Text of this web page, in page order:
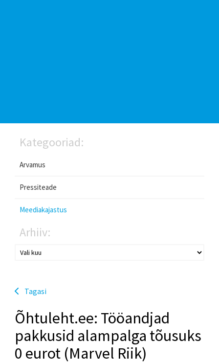
Kategooriad:
Arvamus
Pressiteade
Meediakajastus
Arhiiv:
Tagasi
Õhtuleht.ee: Tööandjad
pakkusid alampalga tõusuks
0 eurot (Marvel Riik)